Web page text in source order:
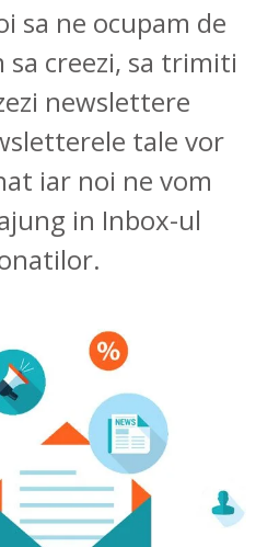
sa ne ocupam de
creezi, sa trimiti
newslettere
tale vor
iar noi ne vom
in Inbox-ul